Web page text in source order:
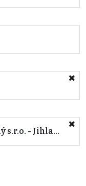
Petr Černický (Horák & Vetchý s.r.o. - Jihlava)